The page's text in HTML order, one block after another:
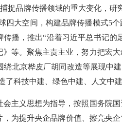
品牌传播领域的重大变化，研
四大空间，构建品牌传播模式5
播，推出“沿着习近平总书记的
等。聚焦主责主业，努力把宏
北京桦皮厂胡同改造等展现中
科技中建、绿色中建、人文中建
义思想为指导，按照国务院国
为提升央企品牌价值、擦亮央